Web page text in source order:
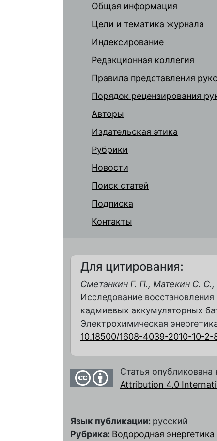
Общая информация
Цели и тематика журнала
Индексирование
Редакционная коллегия
Правила представления
Порядок рецензирования
Авторы
Издательская этика
Рубрики
Новости
Поиск статей
Подписка
Контакты
Для цитирования:
Сметанкин Г. П., Матекин С.
Исследование
кадмиевых аккумуляторных
Электрохимическая
10.18500/1608-4039-2010-10-2-
Статья
Attribution 4.0
Язык публикации: русский
Рубрика: Водородная энергетика